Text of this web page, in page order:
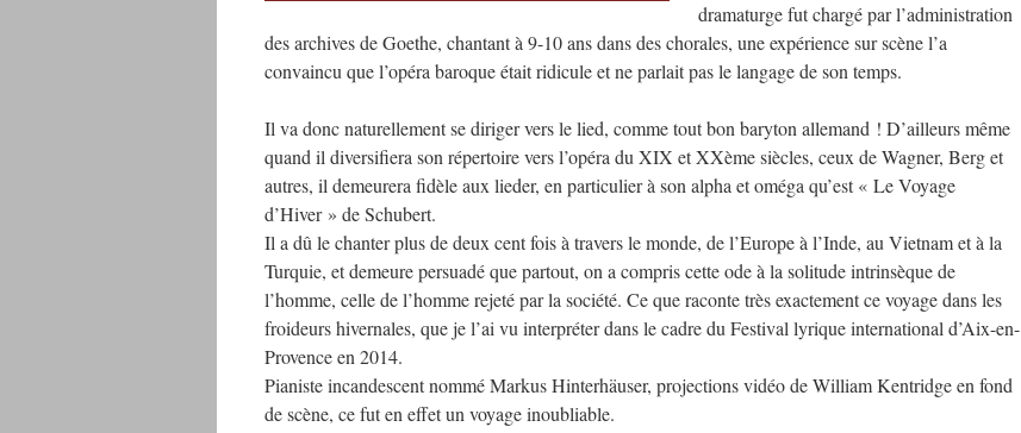
dramaturge fut chargé par l’administration
des archives de Goethe, chantant à 9-10 ans dans des chorales, une expérience sur scène l’a
convaincu que l’opéra baroque était ridicule et ne parlait pas le langage de son temps.
Il va donc naturellement se diriger vers le lied, comme tout bon baryton allemand ! D’ailleurs même
quand il diversifiera son répertoire vers l’opéra du XIX et XXème siècles, ceux de Wagner, Berg et
autres, il demeurera fidèle aux lieder, en particulier à son alpha et oméga qu’est « Le Voyage
d’Hiver » de Schubert.
Il a dû le chanter plus de deux cent fois à travers le monde, de l’Europe à l’Inde, au Vietnam et à la
Turquie, et demeure persuadé que partout, on a compris cette ode à la solitude intrinsèque de
l’homme, celle de l’homme rejeté par la société. Ce que raconte très exactement ce voyage dans les
froideurs hivernales, que je l’ai vu interpréter dans le cadre du Festival lyrique international d’Aix-en-
Provence en 2014.
Pianiste incandescent nommé Markus Hinterhäuser, projections vidéo de William Kentridge en fond
de scène, ce fut en effet un voyage inoubliable.